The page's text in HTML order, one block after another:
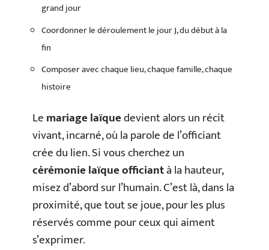
grand jour
Coordonner le déroulement le jour J, du début à la
fin
Composer avec chaque lieu, chaque famille, chaque
histoire
Lemariage laïquedevient alors un récit
vivant, incarné, où la parole de l’officiant
crée du lien. Si vous cherchez un
cérémonie laïque officiantà la hauteur,
misez d’abord sur l’humain. C’est là, dans la
proximité, que tout se joue, pour les plus
réservés comme pour ceux qui aiment
s’exprimer.